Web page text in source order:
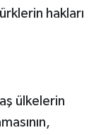
hakları
ülkelerin